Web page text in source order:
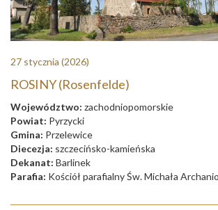
27 stycznia (2026)
ROSINY (Rosenfelde)
Województwo: zachodniopomorskie
Powiat: Pyrzycki
Gmina: Przelewice
Diecezja: szczecińsko-kamieńska
Dekanat: Barlinek
Parafia: Kościół parafialny Św. Michała